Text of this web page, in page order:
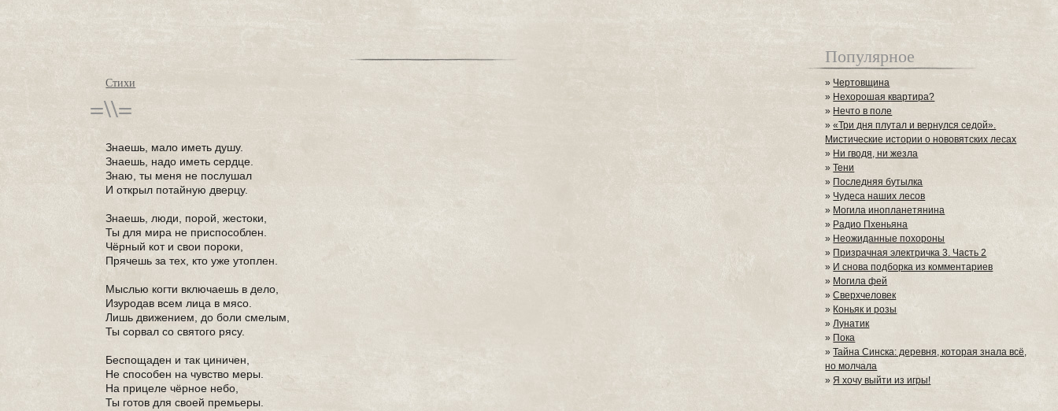
Стихи
=\\=
Знаешь, мало иметь душу.
Знаешь, надо иметь сердце.
Знаю, ты меня не послушал
И открыл потайную дверцу.
Знаешь, люди, порой, жестоки,
Ты для мира не приспособлен.
Чёрный кот и свои пороки,
Прячешь за тех, кто уже утоплен.
Мыслью когти включаешь в дело,
Изуродав всем лица в мясо.
Лишь движением, до боли смелым,
Ты сорвал со святого рясу.
Беспощаден и так циничен,
Не способен на чувство меры.
На прицеле чёрное небо,
Ты готов для своей премьеры.
Популярное
» Чертовщина
» Нехорошая квартира?
» Нечто в поле
»«Три дня плутал и вернулся седой».
Мистические истории о нововятских лесах
» Ни гводя, ни жезла
»Тени
» Последняя бутылка
» Чудеса наших лесов
» Могила инопланетянина
» Радио Пхеньяна
» Неожиданные похороны
» Призрачная электричка 3. Часть 2
» И снова подборка из комментариев
» Могила фей
»Сверхчеловек
» Коньяк и розы
»Лунатик
» Пока
»Тайна Синска: деревня, которая знала всё,
но молчала
»Я хочу выйти из игры!